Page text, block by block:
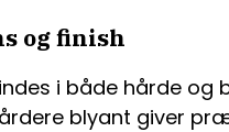
og finish
i både hårde og
blyant giver